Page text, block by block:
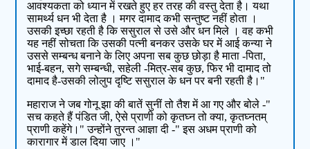
आवश्यकता को ध्यान में रखते हुए हर तरह की वस्तु देता है। यथा
सामर्थ्य धन भी देता है । मगर दामाद कभी सन्तुष्ट नहीं होता ।
उसकी इच्छा रहती है कि ससुराल से उसे और धन मिले । वह कभी
यह नहीं सोचता कि उसकी पत्नी बनकर उसके घर में आई कन्या ने
उससे सम्बन्ध बनाने के लिए अपना सब कुछ छोड़ा है माता -पिता,
भाई-बहन, सगे सम्बन्धी, सहेली -मित्र-सब कुछ, फिर भी दामाद तो
दामाद है-उसकी लोलुप दृष्टि ससुराल के धन पर बनी रहती है।"
महाराज ने जब गोनू झा की बातें सुनीं तो तैश में आ गए और बोले -"
सच कहते हैं पंडित जी, ऐसे प्राणी को कृतघ्न तो क्या, कृतघ्नतम्
प्राणी कहेंगे।" उन्होंने तुरन्त आज्ञा दी -" इस अधम प्राणी को
कारागार में डाल दिया जाए ।"